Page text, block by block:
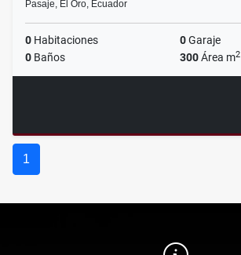
Pasaje, El Oro, Ecuador
0 Habitaciones 0Garaje
0 Baños 300Área m2
1